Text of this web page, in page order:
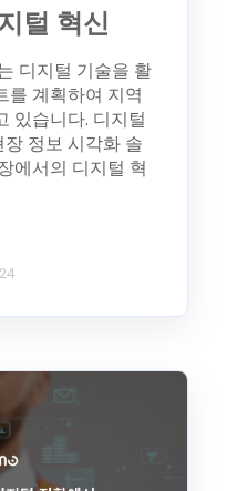
털 혁신
디지털 기술을 활
를 계획하여 지역
있습니다. 디지털
정보 시각화 솔
에서의 디지털 혁